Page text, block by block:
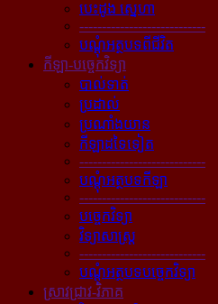
បេះដូង ស្នេហា
----------------------------
បណ្ដុំអត្ថបទពីជីវិត
កីឡា-បច្ចេកវិទ្យា
បាល់ទាត់
ប្រដាល់
ប្រណាំងយាន
កីឡាដទៃទៀត
----------------------------
បណ្ដុំអត្ថបទកីឡា
----------------------------
បច្ចេកវិទ្យា
វិទ្យាសាស្ត្រ
----------------------------
បណ្ដុំអត្ថបទបច្ចេកវិទ្យា
ស្រាវជ្រាវ-វិភាគ